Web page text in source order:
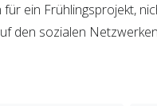
ein Frühlingsprojekt,
den sozialen